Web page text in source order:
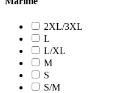
2XL/3XL
L
L/XL
M
S
S/M